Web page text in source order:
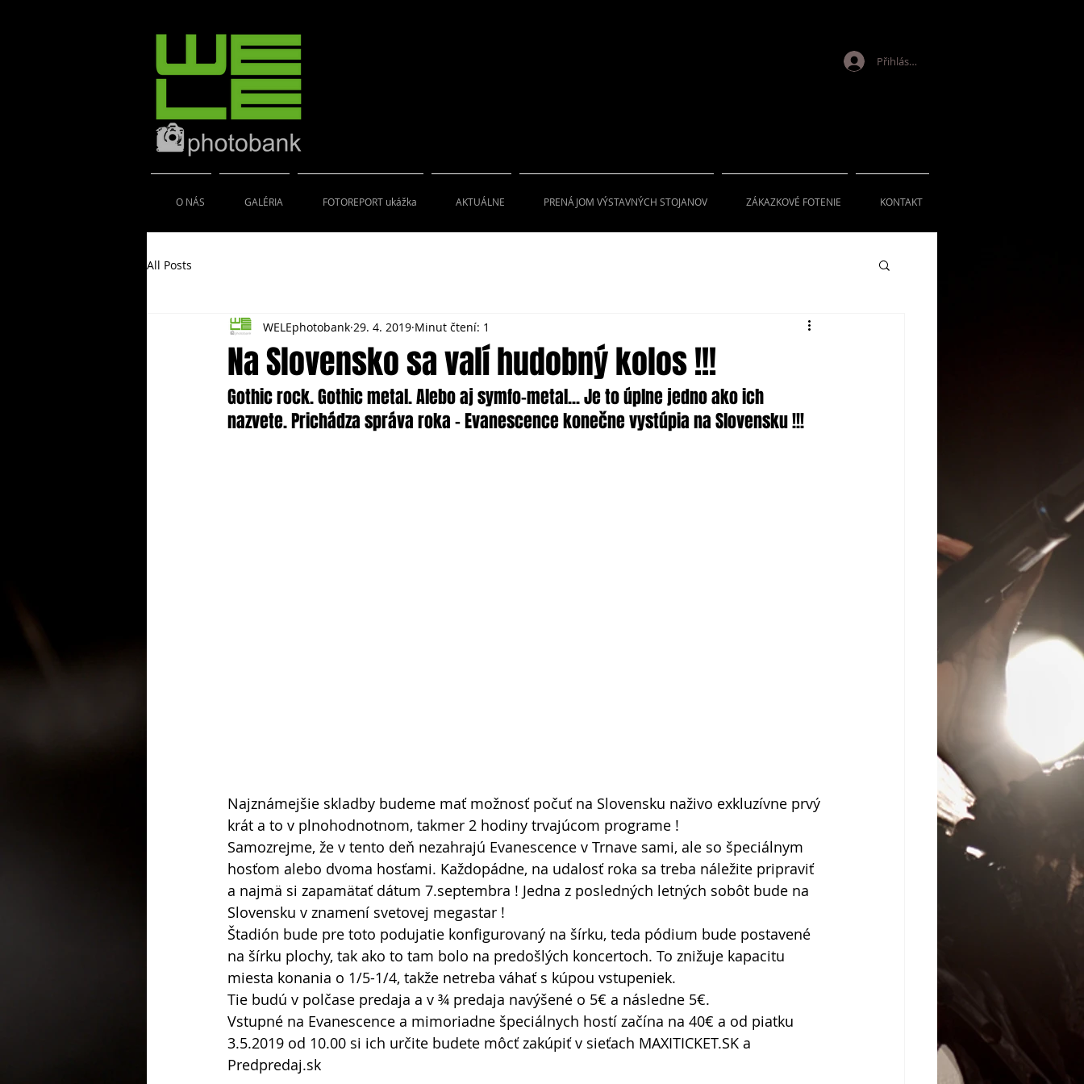
O NÁS GALÉRIA FOTOREPORT ukážka AKTUÁLNE PRENÁJOM VÝSTAVNÝCH STOJANOV ZÁKAZKOVÉ FOTENIE KONTAKT
Přihlásit se
All Posts
Na Slovensko sa valí hudobný kolos !!!
WELEphotobank 29. 4. 2019 Minut čtení: 1
Gothic rock. Gothic metal. Alebo aj symfo-metal... Je to úplne jedno ako ich
nazvete. Prichádza správa roka – Evanescence konečne vystúpia na Slovensku !!!
Najznámejšie skladby budeme mať možnosť počuť na Slovensku naživo exkluzívne prvý
krát a to v plnohodnotnom, takmer 2 hodiny trvajúcom programe !
Samozrejme, že v tento deň nezahrajú Evanescence v Trnave sami, ale so špeciálnym
hosťom alebo dvoma hosťami. Každopádne, na udalosť roka sa treba náležite pripraviť
a najmä si zapamätať dátum 7.septembra ! Jedna z posledných letných sobôt bude na
Slovensku v znamení svetovej megastar !
Štadión bude pre toto podujatie konfigurovaný na šírku, teda pódium bude postavené
na šírku plochy, tak ako to tam bolo na predošlých koncertoch. To znižuje kapacitu
miesta konania o 1/5-1/4, takže netreba váhať s kúpou vstupeniek.
Tie budú v polčase predaja a v ¾ predaja navýšené o 5€ a následne 5€.
Vstupné na Evanescence a mimoriadne špeciálnych hostí začína na 40€ a od piatku
3.5.2019 od 10.00 si ich určite budete môcť zakúpiť v sieťach MAXITICKET.SK a
Predpredaj.sk